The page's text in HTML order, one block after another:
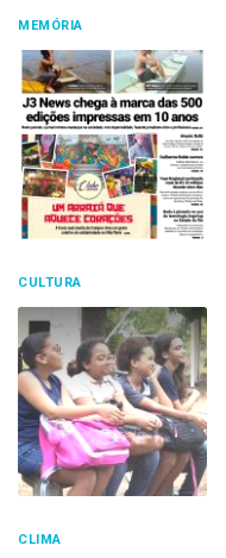
MEMÓRIA
CULTURA
CLIMA